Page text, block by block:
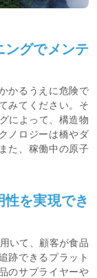
ングでメンテ
かるうえに危険で
みてください。そ
によって、構造物
ノロジーは橋やダ
た、稼働中の原子
を実現でき
いて、顧客が食品
跡できるプラット
のサプライヤーや